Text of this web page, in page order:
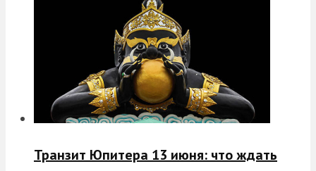
Транзит Юпитера 13 июня: что ждать